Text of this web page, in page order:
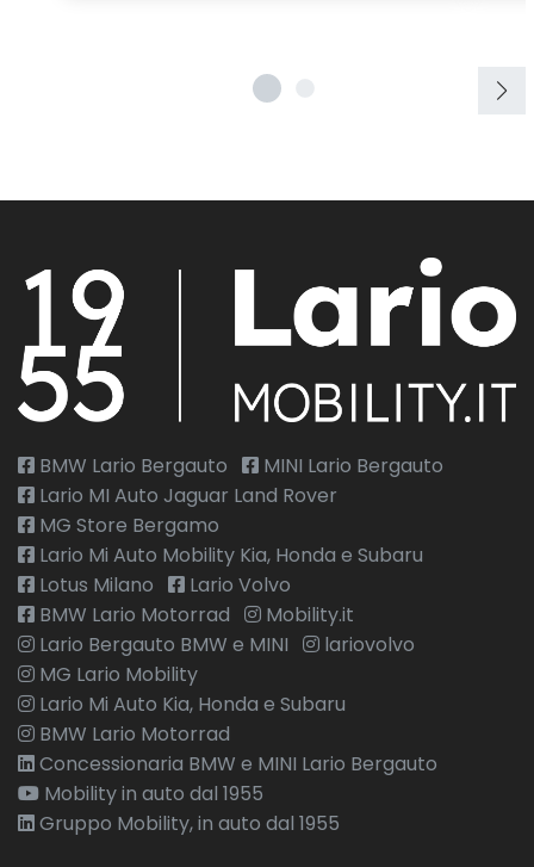
BMW Lario Bergauto
MINI Lario Bergauto
Lario MI Auto Jaguar Land Rover
MG Store Bergamo
Lario Mi Auto Mobility Kia, Honda e Subaru
Lotus Milano
Lario Volvo
BMW Lario Motorrad
Mobility.it
Lario Bergauto BMW e MINI
lariovolvo
MG Lario Mobility
Lario Mi Auto Kia, Honda e Subaru
BMW Lario Motorrad
Concessionaria BMW e MINI Lario Bergauto
Mobility in auto dal 1955
Gruppo Mobility, in auto dal 1955